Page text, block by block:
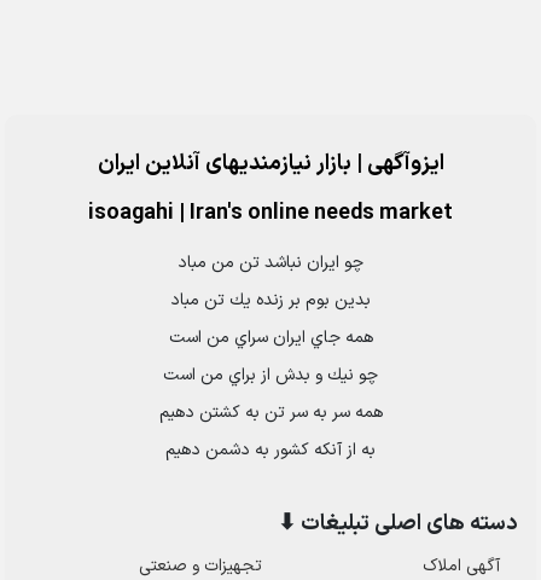
ایزوآگهی | بازار نیازمندیهای آنلاین ایران
isoagahi | Iran's online needs market
چو ايران نباشد تن من مباد
بدين بوم بر زنده يك تن مباد
همه جاي ايران سراي من است
چو نيك و بدش از براي من است
همه سر به سر تن به كشتن دهيم
به از آنكه كشور به دشمن دهيم
دسته های اصلی تبلیغات ⬇
آگهی املاک
تجهیزات و صنعتی